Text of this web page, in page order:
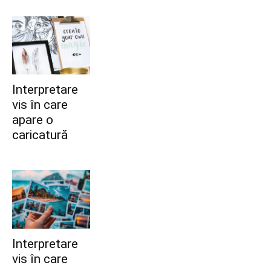
Interpretare
vis în care
apare o
caricatură
Interpretare
vis în care